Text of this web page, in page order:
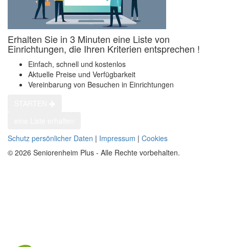
Erhalten Sie in 3 Minuten eine Liste von
Einrichtungen, die Ihren Kriterien entsprechen !
Einfach, schnell und kostenlos
Aktuelle Preise und Verfügbarkeit
Vereinbarung von Besuchen in Einrichtungen
Schutz persönlicher Daten | Impressum | Cookies
© 2026 Seniorenheim Plus - Alle Rechte vorbehalten.